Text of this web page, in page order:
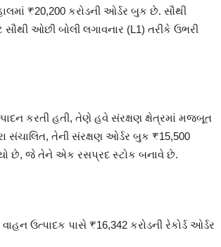
₹20,200 કરોડની ઓર્ડર બુક છે. સૌથી
ઓછી બોલી લગાવનાર (L1) તરીકે ઉભરી
કરતી હતી, તેણે હવે સંરક્ષણ ક્ષેત્રમાં મજબૂત
સંચાલિત, તેની સંરક્ષણ ઓર્ડર બુક ₹15,500
છે, જે તેને એક રસપ્રદ સ્ટોક બનાવે છે.
ઉત્પાદક પાસે ₹16,342 કરોડની રેકોર્ડ ઓર્ડર